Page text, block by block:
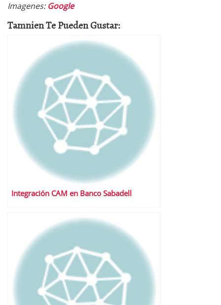
Imagenes: Google
Tamnien Te Pueden Gustar:
Integración CAM en Banco Sabadell